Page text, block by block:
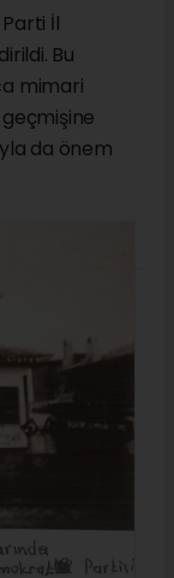
İl
Bu
mimari
geçmişine
da önem